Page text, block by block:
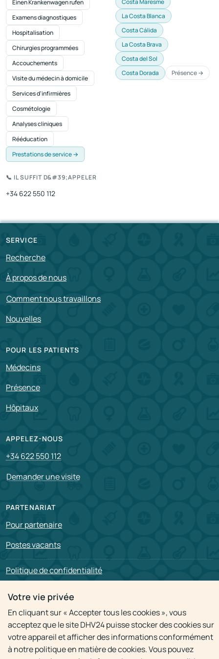
Votre vie privée
En cliquant sur « Accepter tous les cookies », vous
acceptez que le site DHV24 puisse stocker des cookies sur
votre appareil et afficher des informations conformément
à notre politique en matière de cookies. Vous pouvez
Einen Krankenwagen rufen
Examens diagnostiques
Hospitalisation
Chirurgies programmées
Accouchements
Visite du médecin à domicile
Services d'infirmières
Cosmétologie
Analyses cliniques
Rééducation
Prestations de service →
Costa Maresme
La Costa Blanca
Costa Cálida
La Costa Brava
Costa del Sol
Costa Dorada
Présence →
📞 IL SUFFIT D&#39;APPELER
+34 622 550 112
SERVICE
Recherche
À propos de nous
Comment nous travaillons
Nouvelles
POUR LES PATIENTS
Médecins
Présence
Hôpitaux
APPELEZ-NOUS
+34 622 550 112
Demander une visite
PARTENARIAT
Pour partenaire
Postes vacants
Politique de confidentialité
© 2009 - 2026Visite à domicile du médecin 24h
L&#39;utilisation de matériaux n&#39;est autorisée qu&#39;avec le lien
actif vers la source